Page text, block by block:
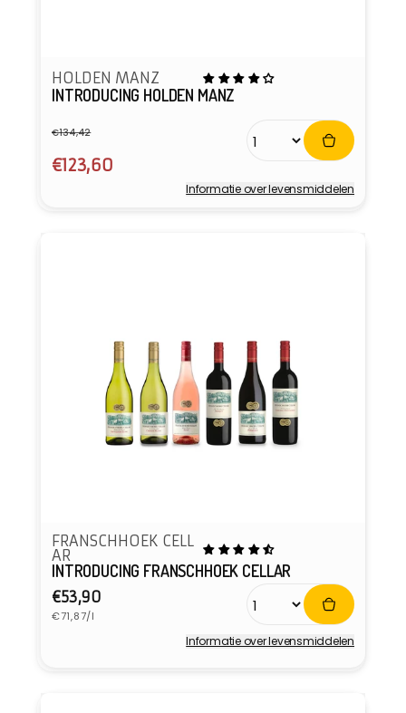
HOLDEN MANZ
INTRODUCING HOLDEN MANZ
Normale
prijs
€134,42
Aanbiedingsprijs
€123,60
Informatie over levensmiddelen
FRANSCHHOEK CELL
AR
INTRODUCING FRANSCHHOEK CELLAR
Normale
prijs
€53,90
Eenheidsprijs
€71,87/l
Informatie over levensmiddelen